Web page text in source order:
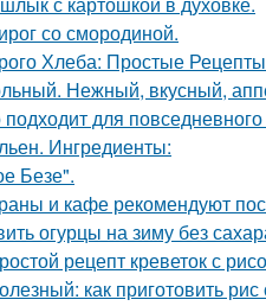
со смородиной.
Хлеба: Простые
Нежный, вкусный,
для
Ингредиенты:
Безе".
и кафе рекомендуют
огурцы на зиму без
рецепт креветок с
как приготовить